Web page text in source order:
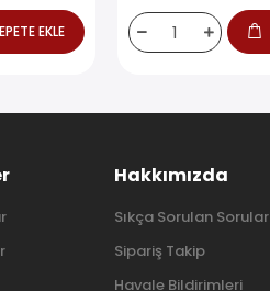
EKLE
Hakkımızda
Sıkça Sorulan Sorular
Sipariş Takip
Havale Bildirimleri